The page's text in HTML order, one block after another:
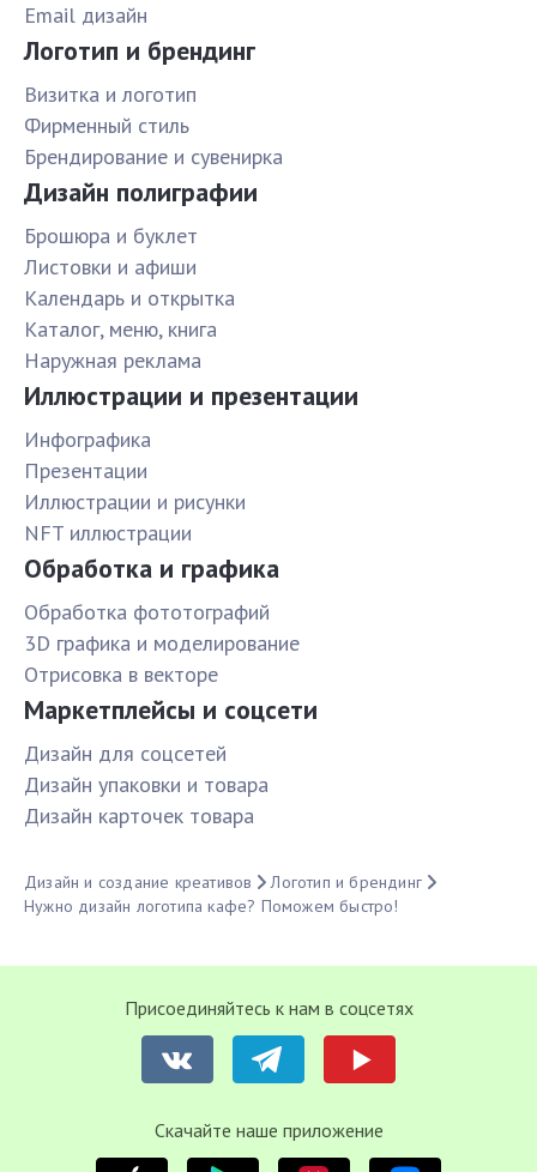
Email дизайн
Логотип и брендинг
Визитка и логотип
Фирменный стиль
Брендирование и сувенирка
Дизайн полиграфии
Брошюра и буклет
Листовки и афиши
Календарь и открытка
Каталог, меню, книга
Наружная реклама
Иллюстрации и презентации
Инфографика
Презентации
Иллюстрации и рисунки
NFT иллюстрации
Обработка и графика
Обработка фототографий
3D графика и моделирование
Отрисовка в векторе
Маркетплейсы и соцсети
Дизайн для соцсетей
Дизайн упаковки и товара
Дизайн карточек товара
Дизайн и создание креативов
Логотип и брендинг
Нужно дизайн логотипа кафе? Поможем быстро!
Присоединяйтесь к нам в соцсетях
Cкачайте наше приложение